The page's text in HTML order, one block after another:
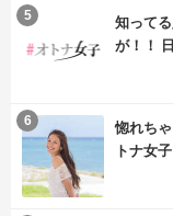
知って
が！！
5
惚れち
トナ女
6